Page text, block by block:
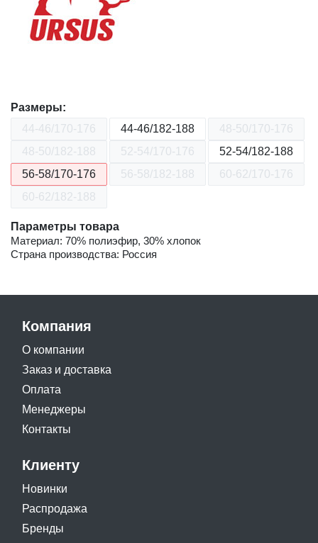
Размеры:
44-46/170-176
44-46/182-188
48-50/170-176
48-50/182-188
52-54/170-176
52-54/182-188
56-58/170-176
56-58/182-188
60-62/170-176
60-62/182-188
Параметры товара
Материал: 70% полиэфир, 30% хлопок
Страна производства: Россия
Компания
О компании
Заказ и доставка
Оплата
Менеджеры
Контакты
Клиенту
Новинки
Распродажа
Бренды